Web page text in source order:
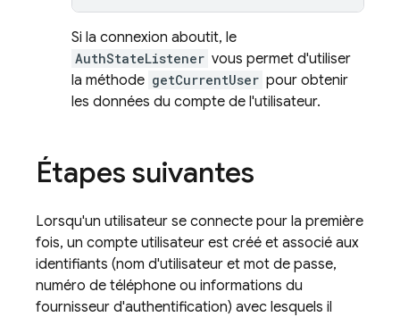
Si la connexion aboutit, le
AuthStateListener vous permet d'utiliser
la méthode getCurrentUser pour obtenir
les données du compte de l'utilisateur.
Étapes suivantes
Lorsqu'un utilisateur se connecte pour la première
fois, un compte utilisateur est créé et associé aux
identifiants (nom d'utilisateur et mot de passe,
numéro de téléphone ou informations du
fournisseur d'authentification) avec lesquels il